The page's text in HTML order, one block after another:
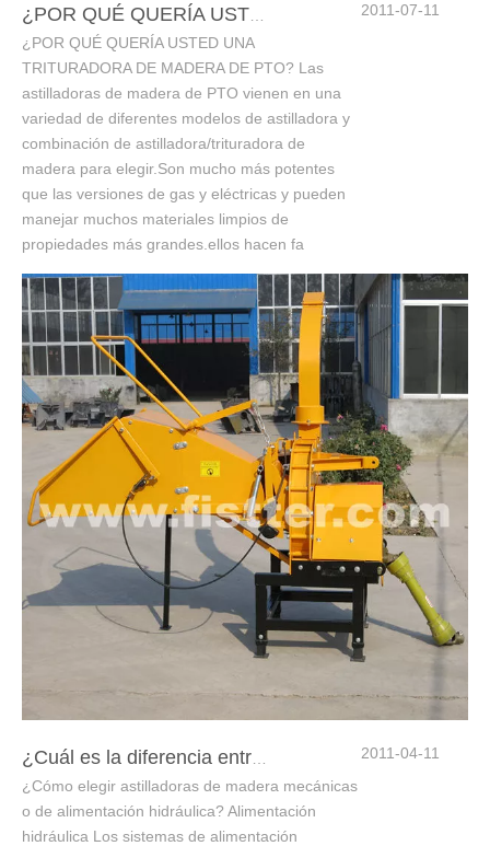
¿POR QUÉ QUERÍA USTED UNA
TRITURADORA DE MADERA DE PTO? Las
astilladoras de madera de PTO vienen en una
variedad de diferentes modelos de astilladora y
combinación de astilladora/trituradora de
madera para elegir.Son mucho más potentes
que las versiones de gas y eléctricas y pueden
manejar muchos materiales limpios de
propiedades más grandes.ellos hacen fa
2011-07-11
¿Cómo elegir astilladoras de madera mecánicas
o de alimentación hidráulica? Alimentación
hidráulica Los sistemas de alimentación
2011-04-11